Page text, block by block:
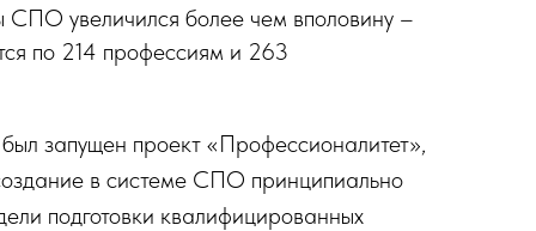
увеличился более чем вполовину –
по 214 профессиям и 263
запущен проект «Профессионалитет»,
в системе СПО принципиально
подготовки квалифицированных